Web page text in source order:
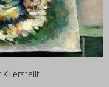
KI erstellt